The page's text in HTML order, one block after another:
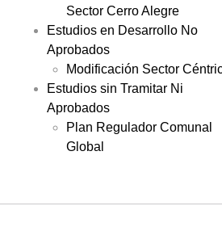
Sector Cerro Alegre
Estudios en Desarrollo No
Aprobados
Modificación Sector
Estudios sin Tramitar Ni
Aprobados
Plan Regulador Comunal
Global